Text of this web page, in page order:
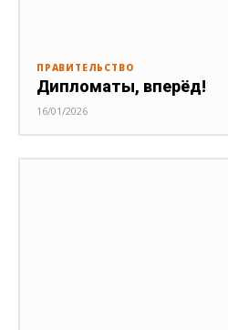
ПРАВИТЕЛЬСТВО
Дипломаты, вперёд!
16/01/2026